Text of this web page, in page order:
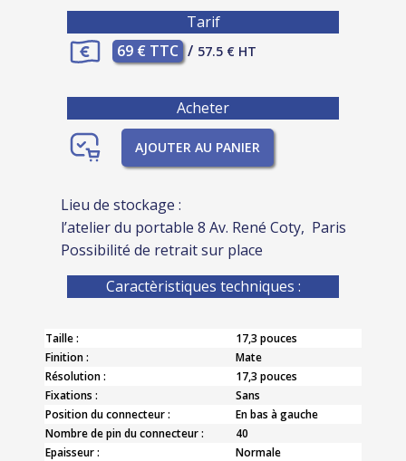
Tarif
69 € TTC / 57.5 € HT
Acheter
AJOUTER AU PANIER
Lieu de stockage :
l’atelier du portable 8 Av. René Coty, Paris
Possibilité de retrait sur place
Caractèristiques techniques :
Taille :
17,3 pouces
Finition :
Mate
Résolution :
17,3 pouces
Fixations :
Sans
Position du connecteur :
En bas à gauche
Nombre de pin du connecteur :
40
Epaisseur :
Normale